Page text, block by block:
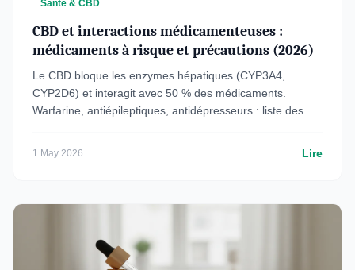
Santé & CBD
CBD et interactions médicamenteuses :
médicaments à risque et précautions (2026)
Le CBD bloque les enzymes hépatiques (CYP3A4,
CYP2D6) et interagit avec 50 % des médicaments.
Warfarine, antiépileptiques, antidépresseurs : liste des
1 May 2026 Lire